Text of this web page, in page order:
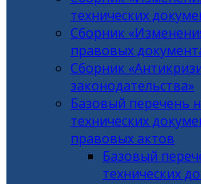
технических
Сборник
правовых
Сборник
законодательства»
Базовый перечень
технических
правовых актов
Базовый
технических